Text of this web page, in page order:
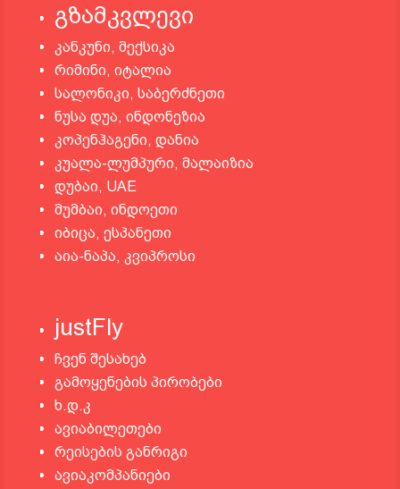
გზამკვლევი
კანკუნი, მექსიკა
რიმინი, იტალია
სალონიკი, საბერძნეთი
ნუსა დუა, ინდონეზია
კოპენჰაგენი, დანია
კუალა-ლუმპური, მალაიზია
დუბაი, UAE
მუმბაი, ინდოეთი
იბიცა, ესპანეთი
აია-ნაპა, კვიპროსი
justFly
ჩვენ შესახებ
გამოყენების პირობები
ხ.დ.კ
ავიაბილეთები
რეისების განრიგი
ავიაკომპანიები